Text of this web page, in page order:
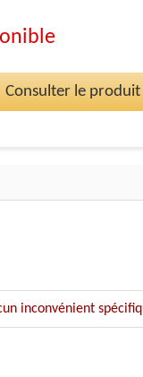
Consulter le produit
inconvénient